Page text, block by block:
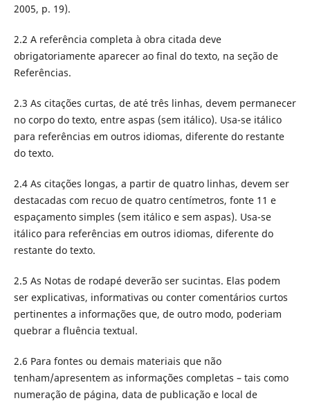
2005, p. 19).
2.2 A referência completa à obra citada deve
obrigatoriamente aparecer ao final do texto, na seção de
Referências.
2.3 As citações curtas, de até três linhas, devem permanecer
no corpo do texto, entre aspas (sem itálico). Usa-se itálico
para referências em outros idiomas, diferente do restante
do texto.
2.4 As citações longas, a partir de quatro linhas, devem ser
destacadas com recuo de quatro centímetros, fonte 11 e
espaçamento simples (sem itálico e sem aspas). Usa-se
itálico para referências em outros idiomas, diferente do
restante do texto.
2.5 As Notas de rodapé deverão ser sucintas. Elas podem
ser explicativas, informativas ou conter comentários curtos
pertinentes a informações que, de outro modo, poderiam
quebrar a fluência textual.
2.6 Para fontes ou demais materiais que não
tenham/apresentem as informações completas – tais como
numeração de página, data de publicação e local de